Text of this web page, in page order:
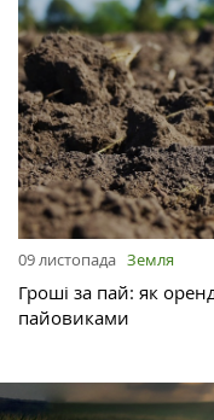
09 листопада Земля
Гроші за пай: як
пайовиками